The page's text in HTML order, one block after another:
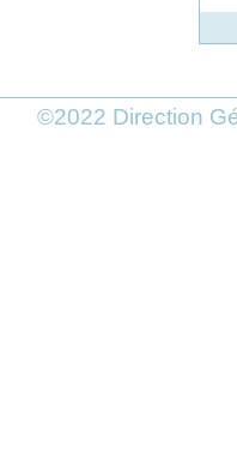
©2022 Direction